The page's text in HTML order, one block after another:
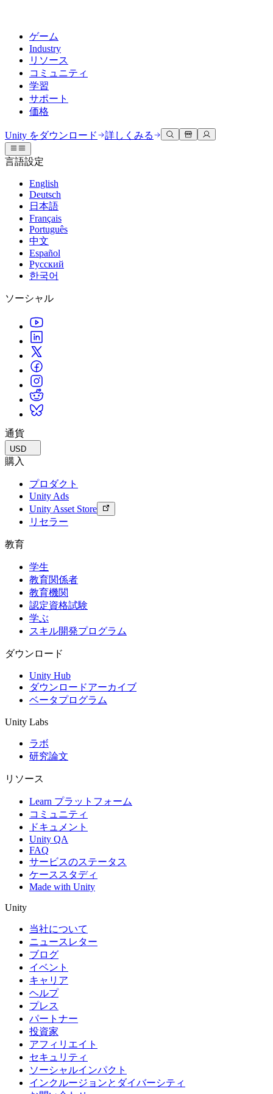
ゲーム
Industry
リソース
コミュニティ
学習
サポート
価格
Unityエンジン
任意のプラットフォーム向けに2Dおよび3Dゲームを構築
共同作業
チームでの共同作業と迅速なイテレーション
Unity をダウンロード
プランと価格
デプロイ
Unity がサポートする 25 以上のプラットフォームを見る
LiveOps
ローンチ後のインサイトとライブゲームオペレーション
成長
詳しく見る
発見され、モバイルユーザーを獲得する
ストアとD2C全体でIAPを管理
収益化
Unity で宣伝
Unity で収益化
活用事例
モバイルゲーム
Unity でモバイル向けヒット作を制作して成長させる
インディーゲーム
少人数のチームで大規模なゲームを開発する
XR ゲーム
XR ゲームを複数プラットフォーム向けにローンチする
マルチプレイヤーゲーム
マルチプレイヤーゲーム制作を簡素化
3Dコラボレーション
リアルタイムで3Dプロジェクトを構築およびレビューする
没入型トレーニング
没入型環境でのトレーニング
顧客体験
インタラクティブな3D体験を作成する
業界
運用の卓越性を達成する
小売
店内体験をオンライン体験に変換する
自動車
イノベーションと車内体験を促進する
すべての業界を見る
ドキュメント
公式ユーザーマニュアルとAPIリファレンス
開発者ツール
リリースバージョンと問題追跡
ロードマップ
今後の機能をレビューする
技術用語のライブラリ
ケーススタディ
実際の成功事例
ベストプラクティスガイド
専門家のヒントとコツ
デモ
デモ、サンプル、ビルディングブロック
すべてのリソース
新機能
ブログ
更新情報、情報、技術的ヒント
お知らせ
ニュース、ストーリー、プレスセンター
ディスカッション
議論、問題解決、つながる
イベント
グローバルおよびローカルイベント
コミュニティストーリー
Made with Unity
Unityクリエイターの紹介
ライブストリーム
Unity Awards
世界中のUnityクリエイターを祝う
Unity Learn
無料でUnityスキルをマスターする
プロフェッショナルトレーニング
Unityトレーナーでチームをレベルアップ
Unity初心者向け
スタートガイド
学習を開始しましょう
Unity は初めてですか？旅を始めましょう
ハウツーガイド
実用的なヒントとベストプラクティス
教育
学生向け
キャリアをスタートさせる
教育を大幅に強化
教育機関向けライセンス
認定教材
Unityのマスタリーを証明する
ヘルプを得る
Unityで成功するためのサポート
Success Plan
専門的なサポートで目標を早く達成する
FAQ
よくある質問への回答
お問い合わせ
Unity をダウンロード 詳しくみる
言語設定
English
Deutsch
日本語
Français
Português
中文
Español
Русский
한국어
ソーシャル
通貨
USD
購入
プロダクト
Unity Ads
Unity Asset Store
リセラー
教育
学生
教育関係者
教育機関
認定資格試験
学ぶ
スキル開発プログラム
ダウンロード
Unity Hub
ダウンロードアーカイブ
ベータプログラム
Unity Labs
ラボ
研究論文
リソース
Learn プラットフォーム
コミュニティ
ドキュメント
Unity QA
FAQ
サービスのステータス
ケーススタディ
Made with Unity
Unity
当社について
ニュースレター
ブログ
イベント
キャリア
ヘルプ
プレス
パートナー
投資家
アフィリエイト
セキュリティ
ソーシャルインパクト
インクルージョンとダイバーシティ